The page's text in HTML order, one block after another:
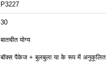
P3227
30
बातचीत योग्य
बॉक्स पैकेज + बुलबुला या के रूप में अनुकूलित